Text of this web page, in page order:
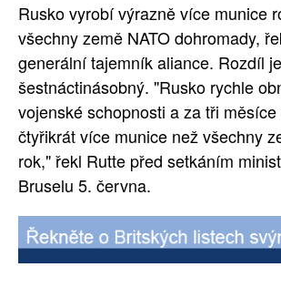
RUBRIKY
PLNÁ VERZE STRÁNEK
Rusko vyrobí výrazně více munice
všechny země NATO dohromady,
generální tajemník aliance. Rozdíl
šestnáctinásobný. "Rusko rychle
vojenské schopnosti a za tři
čtyřikrát více munice než všechny
rok," řekl Rutte před setkáním
Bruselu 5. června.